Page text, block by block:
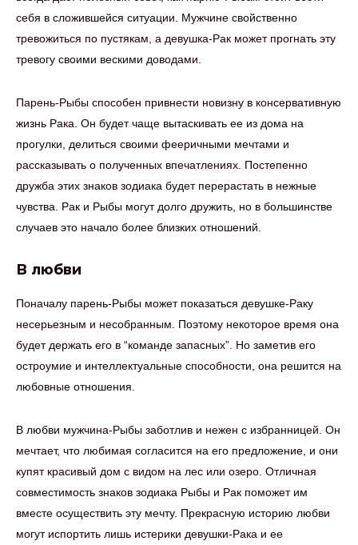
себя в сложившейся ситуации. Мужчине свойственно
тревожиться по пустякам, а девушка-Рак может прогнать эту
тревогу своими вескими доводами.
Парень-Рыбы способен привнести новизну в консервативную
жизнь Рака. Он будет чаще вытаскивать ее из дома на
прогулки, делиться своими фееричными мечтами и
рассказывать о полученных впечатлениях. Постепенно
дружба этих знаков зодиака будет перерастать в нежные
чувства. Рак и Рыбы могут долго дружить, но в большинстве
случаев это начало более близких отношений.
В любви
Поначалу парень-Рыбы может показаться девушке-Раку
несерьезным и несобранным. Поэтому некоторое время она
будет держать его в “команде запасных”. Но заметив его
остроумие и интеллектуальные способности, она решится на
любовные отношения.
В любви мужчина-Рыбы заботлив и нежен с избранницей. Он
мечтает, что любимая согласится на его предложение, и они
купят красивый дом с видом на лес или озеро. Отличная
совместимость знаков зодиака Рыбы и Рак поможет им
вместе осуществить эту мечту. Прекрасную историю любви
могут испортить лишь истерики девушки-Рака и ее